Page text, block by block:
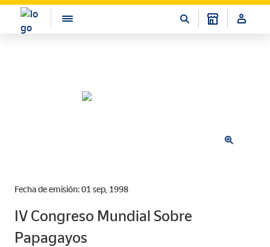
Fecha de emisión: 01 sep, 1998
IV Congreso Mundial Sobre
Papagayos